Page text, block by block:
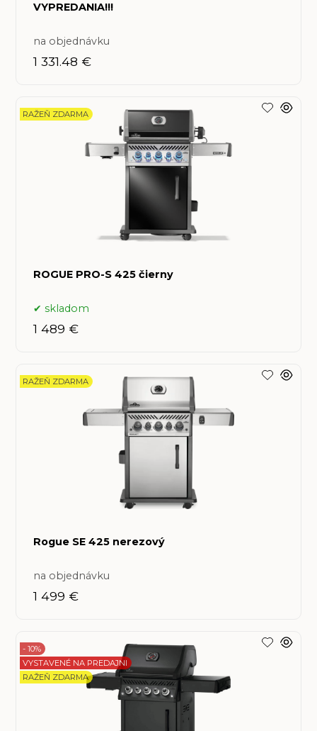
VYPREDANIA!!!
na objednávku
1 331.48 €
ROGUE PRO-S 425 čierny
RAŽEŇ ZDARMA
skladom
1 489 €
Rogue SE 425 nerezový
RAŽEŇ ZDARMA
na objednávku
1 499 €
- 10%
VYSTAVENÉ NA PREDAJNI
RAŽEŇ ZDARMA